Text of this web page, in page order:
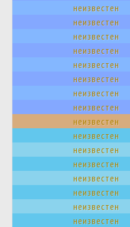
неизвестен
неизвестен
неизвестен
неизвестен
неизвестен
неизвестен
неизвестен
неизвестен
неизвестен
неизвестен
неизвестен
неизвестен
неизвестен
неизвестен
неизвестен
неизвестен